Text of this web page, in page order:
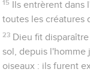
15
Ils entrèrent
toutes les créatures
23 Dieu fit
sol, depuis l'homme
oiseaux : ils furent